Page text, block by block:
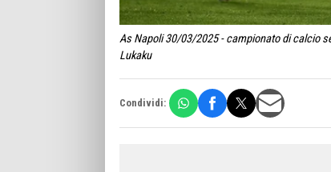
As Napoli 30/03/2025 - campionato di calcio
Lukaku
Condividi: